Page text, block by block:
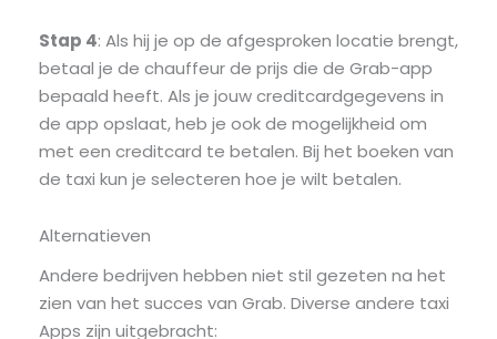
Stap 4: Als hij je op de afgesproken locatie brengt,
betaal je de chauffeur de prijs die de Grab-app
bepaald heeft. Als je jouw creditcardgegevens in
de app opslaat, heb je ook de mogelijkheid om
met een creditcard te betalen. Bij het boeken van
de taxi kun je selecteren hoe je wilt betalen.
Alternatieven
Andere bedrijven hebben niet stil gezeten na het
zien van het succes van Grab. Diverse andere taxi
Apps zijn uitgebracht: